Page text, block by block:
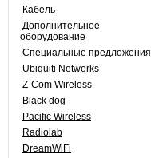
Кабель
Дополнительное
оборудование
Специальные предложения
Ubiquiti Networks
Z-Com Wireless
Black dog
Pacific Wireless
Radiolab
DreamWiFi